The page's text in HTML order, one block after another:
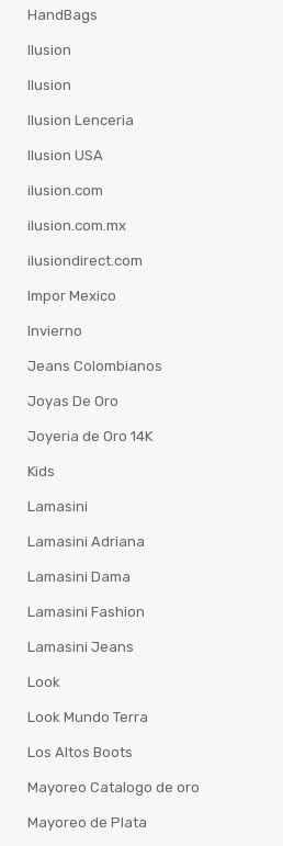
HandBags
Ilusion
Ilusion
Ilusion Lenceria
Ilusion USA
ilusion.com
ilusion.com.mx
ilusiondirect.com
Impor Mexico
Invierno
Jeans Colombianos
Joyas De Oro
Joyeria de Oro 14K
Kids
Lamasini
Lamasini Adriana
Lamasini Dama
Lamasini Fashion
Lamasini Jeans
Look
Look Mundo Terra
Los Altos Boots
Mayoreo Catalogo de oro
Mayoreo de Plata